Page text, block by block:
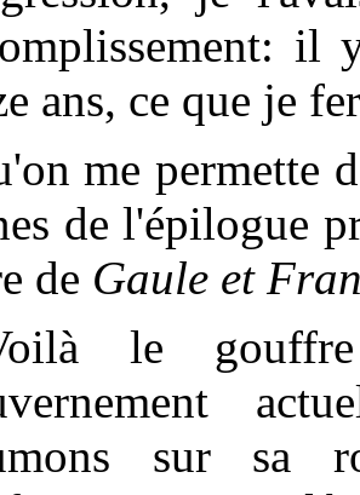
ans, ce que je
me permette
de l'épilogue
de Gaule et
le
sur sa